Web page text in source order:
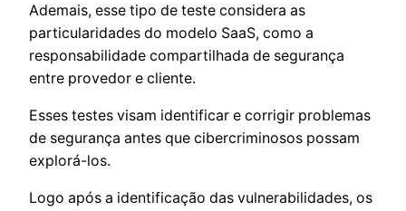
Ademais, esse tipo de teste considera as
particularidades do modelo SaaS, como a
responsabilidade compartilhada de segurança
entre provedor e cliente.
Esses testes visam identificar e corrigir problemas
de segurança antes que cibercriminosos possam
explorá-los.
Logo após a identificação das vulnerabilidades, os